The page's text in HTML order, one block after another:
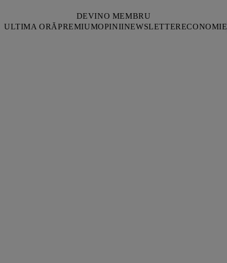
DEVINO MEMBRU
ULTIMA ORĂPREMIUMOPINIINEWSLETTERECONOMIE